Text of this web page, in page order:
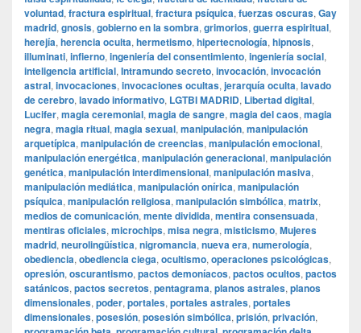
voluntad, fractura espiritual, fractura psíquica, fuerzas oscuras, Gay
madrid, gnosis, gobierno en la sombra, grimorios, guerra espiritual,
herejía, herencia oculta, hermetismo, hipertecnología, hipnosis,
illuminati, infierno, ingeniería del consentimiento, ingeniería social,
inteligencia artificial, Intramundo secreto, invocación, invocación
astral, invocaciones, invocaciones ocultas, jerarquía oculta, lavado
de cerebro, lavado informativo, LGTBI MADRID, Libertad digital,
Lucifer, magia ceremonial, magia de sangre, magia del caos, magia
negra, magia ritual, magia sexual, manipulación, manipulación
arquetípica, manipulación de creencias, manipulación emocional,
manipulación energética, manipulación generacional, manipulación
genética, manipulación interdimensional, manipulación masiva,
manipulación mediática, manipulación onírica, manipulación
psíquica, manipulación religiosa, manipulación simbólica, matrix,
medios de comunicación, mente dividida, mentira consensuada,
mentiras oficiales, microchips, misa negra, misticismo, Mujeres
madrid, neurolingüística, nigromancia, nueva era, numerología,
obediencia, obediencia ciega, ocultismo, operaciones psicológicas,
opresión, oscurantismo, pactos demoníacos, pactos ocultos, pactos
satánicos, pactos secretos, pentagrama, planos astrales, planos
dimensionales, poder, portales, portales astrales, portales
dimensionales, posesión, posesión simbólica, prisión, privación,